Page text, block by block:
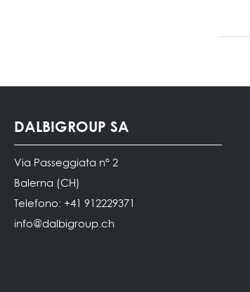
DALBIGROUP SA
Via Passeggiata n° 2
Balerna (CH)
Telefono: +41 912229371
info@dalbigroup.ch